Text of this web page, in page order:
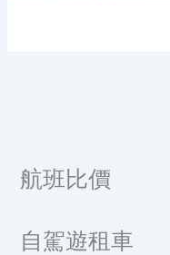
航班比價
自駕遊租車